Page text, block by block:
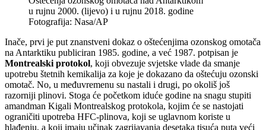
u rujnu 2000. (lijevo) i u rujnu 2018. godine
Fotografija: Nasa/AP
Inače, prvi je put znanstveni dokaz o oštećenjima ozonskog omotača
na Antarktiku publiciran 1985. godine, a već 1987. potpisan je
Montrealski protokol, koji obvezuje svjetske vlade da smanje
upotrebu štetnih kemikalija za koje je dokazano da oštećuju ozonski
omotač. No, u međuvremenu su nastali i drugi, po okoliš još
razorniji plinovi. Stoga će početkom iduće godine na snagu stupiti
amandman Kigali Montrealskog protokola, kojim će se nastojati
ograničiti upotreba HFC-plinova, koji se uglavnom koriste u
hlađenju, a koji imaju učinak zagrijavanja desetaka tisuća puta veći